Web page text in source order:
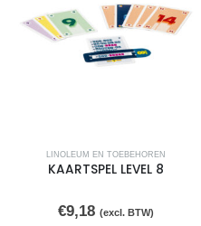
LINOLEUM EN TOEBEHOREN
KAARTSPEL LEVEL 8
€9,18 (excl. BTW)